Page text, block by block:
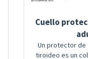
Cuello
Un protector de
tiroideo es un